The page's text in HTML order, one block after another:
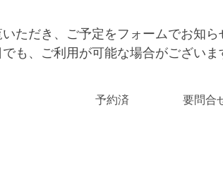
ただき、ご予定をフォームでお知
も、ご利用が可能な場合がございま
予約済 要問合